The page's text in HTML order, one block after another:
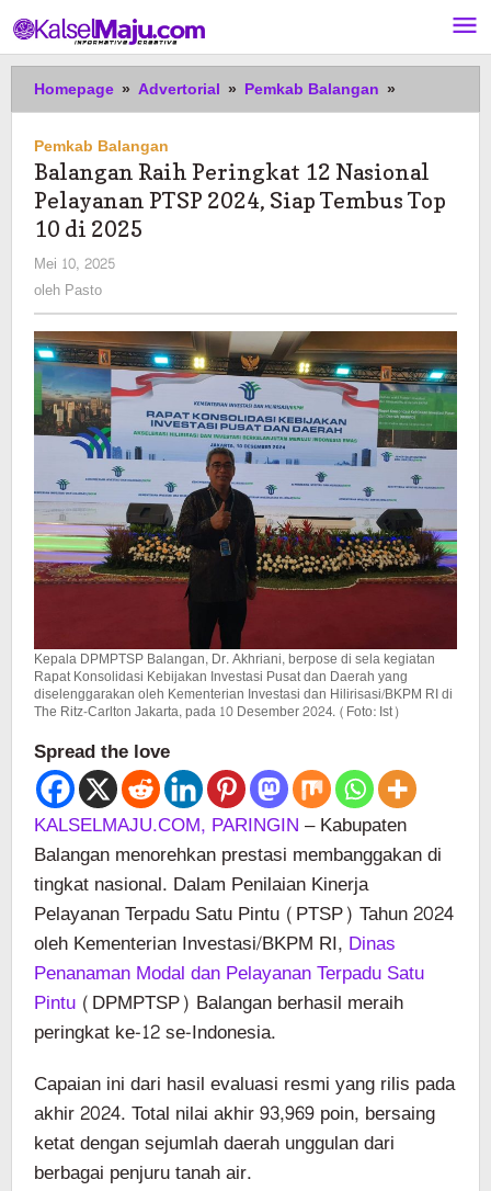
ke
konten
Homepage » Advertorial » Pemkab Balangan »
Raih
Nasional
Pelayanan
Top
10
di
2025
Pemkab Balangan
Balangan Raih Peringkat 12 Nasional
Pelayanan PTSP 2024, Siap Tembus Top
10 di 2025
Mei 10, 2025
oleh Pasto
Kepala DPMPTSP Balangan, Dr. Akhriani, berpose di sela kegiatan
Rapat Konsolidasi Kebijakan Investasi Pusat dan Daerah yang
diselenggarakan oleh Kementerian Investasi dan Hilirisasi/BKPM RI di
The Ritz-Carlton Jakarta, pada 10 Desember 2024. (Foto: Ist)
Spread the love
KALSELMAJU.COM, PARINGIN– Kabupaten
Balangan menorehkan prestasi membanggakan di
tingkat nasional. Dalam Penilaian Kinerja
Pelayanan Terpadu Satu Pintu (PTSP) Tahun 2024
oleh Kementerian Investasi/BKPM RI, Dinas
Penanaman Modal dan Pelayanan Terpadu Satu
Pintu (DPMPTSP) Balangan berhasil meraih
peringkat ke-12 se-Indonesia.
Capaian ini dari hasil evaluasi resmi yang rilis pada
akhir 2024. Total nilai akhir 93,969 poin, bersaing
ketat dengan sejumlah daerah unggulan dari
berbagai penjuru tanah air.